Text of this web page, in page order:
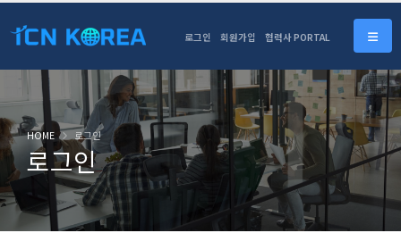
로그인 회원가입 협력사 PORTAL
로그인
HOME 로그인